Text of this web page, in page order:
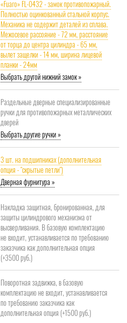
«Fuaro» FL-0432 - замок противопожарный.
Полностью оцинкованный стальной корпус.
Механика не содержит деталей из сплава.
Межосевое рассояние - 72 мм, расстояние
от торца до центра цилиндра - 65 мм,
вылет защелки - 14 мм, ширина лицевой
планки - 24мм
Выбрать другой нижний замок »
Раздельные дверные специализированные
ручки для противопожарных металлических
дверей
Выбрать другие ручки »
3 шт. на подшипниках (дополнительная
опция - "скрытые петли")
Дверная фурнитура »
Накладка защитная, бронированная, для
защиты цилиндрового механизма от
высверливания. В базовую комплектацию
не входит, устанавливается по требованию
заказчика как дополнительная опция
(+3500 руб.)
Поворотная задвижка, в базовую
комплектацию не входит, устанавливается
по требованию заказчика как
дополнительная опция (+1500 руб.)